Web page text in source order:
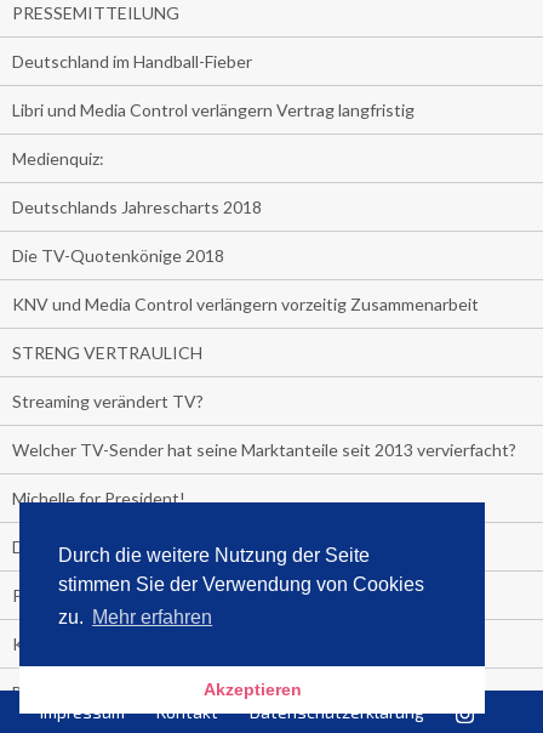
Durch die weitere Nutzung der Seite
stimmen Sie der Verwendung von Cookies
zu. Mehr erfahren
Akzeptieren
PRESSEMITTEILUNG
Deutschland im Handball-Fieber
Libri und Media Control verlängern Vertrag langfristig
Medienquiz:
Deutschlands Jahrescharts 2018
Die TV-Quotenkönige 2018
KNV und Media Control verlängern vorzeitig Zusammenarbeit
STRENG VERTRAULICH
Streaming verändert TV?
Welcher TV-Sender hat seine Marktanteile seit 2013 vervierfacht?
Michelle for President!
Das gruseligste Buch aller Zeiten
Promi-Biografien
Kerkeling erhält Spitzenfeder für meistverkauftes Buch
Börsenverein und MVB verlängern vorzeitig Verträge mit Media
Control bis 2024
Impressum Kontakt Datenschutzerklärung